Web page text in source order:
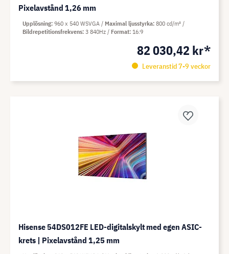
Pixelavstånd 1,26 mm
82 030,42 kr*
Leveranstid 7-9 veckor
Upplösning 960 x 540 WSVGA Maximal ljusstyrka 800 cd/m²
Bildrepetitionsfrekvens 3 840Hz Format 16:9
Hisense 54DS012FE LED-digitalskylt med egen ASIC-
krets | Pixelavstånd 1,25 mm